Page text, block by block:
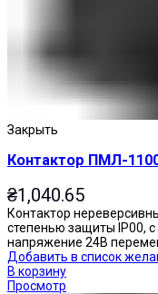
Закрыть
Контактор ПМЛ-
₴1,040.65
Контактор
степенью защиты IP00,
напряжение 24В
Добавить в список
В корзину
Просмотр